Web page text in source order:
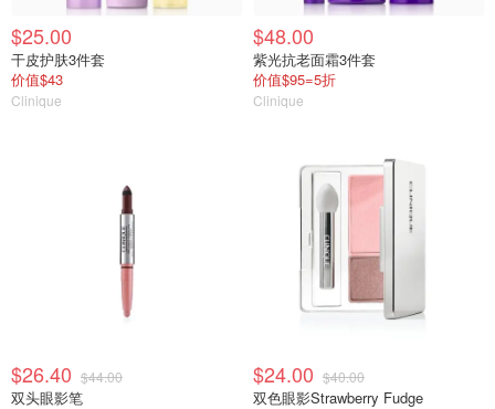
$25.00
干皮护肤3件套
价值$43
Clinique
$48.00
紫光抗老面霜3件套
价值$95=5折
Clinique
$26.40 $44.00
双头眼影笔
$24.00 $40.00
双色眼影Strawberry Fudge